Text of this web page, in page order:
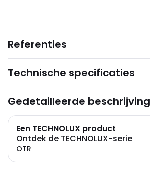
Referenties
Technische specificaties
Gedetailleerde beschrijving
Een TECHNOLUX product
Ontdek de TECHNOLUX-serie
OTR